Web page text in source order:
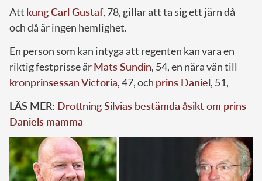
Att kung Carl Gustaf, 78, gillar att ta sig ett järn då
och då är ingen hemlighet.
En person som kan intyga att regenten kan vara en
riktig festprisse ärMats Sundin, 54, en nära vän till
kronprinsessan Victoria, 47, och prins Daniel, 51,
LÄS MER: Drottning Silvias bestämda åsikt om prins
Daniels mamma